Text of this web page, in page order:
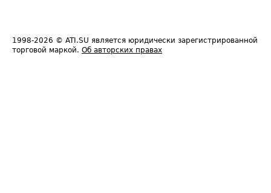
1998-2026 © ATI.SU является юридически зарегистрированной
торговой маркой. Об авторских правах